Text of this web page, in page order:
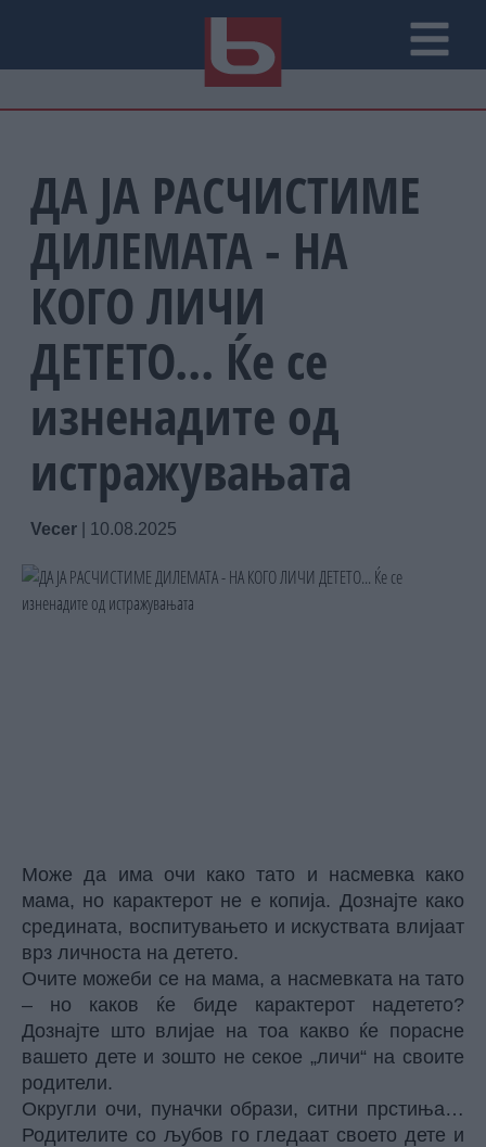
ДА ЈА РАСЧИСТИМЕ
ДИЛЕМАТА - НА
КОГО ЛИЧИ
ДЕТЕТО... Ќе се
изненадите од
истражувањата
Vecer 10.08.2025
Може да има очи како тато и насмевка како
мама, но карактерот не е копија. Дознајте како
средината, воспитувањето и искуствата влијаат
врз личноста на детето.
Очите можеби се на мама, а насмевката на тато
– но каков ќе биде карактерот надетето?
Дознајте што влијае на тоа какво ќе порасне
вашето дете и зошто не секое „личи“ на своите
родители.
Округли очи, пуначки образи, ситни прстиња…
Родителите со љубов го гледаат своето дете и